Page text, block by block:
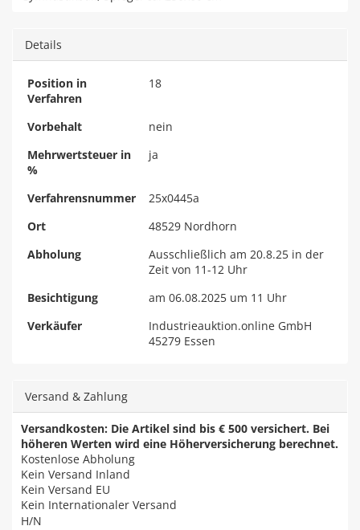
Details
Position in
Verfahren
18
Vorbehalt
nein
Mehrwertsteuer in
%
ja
Verfahrensnummer
25x0445a
Ort
48529 Nordhorn
Abholung
Ausschließlich am 20.8.25 in der
Zeit von 11-12 Uhr
Besichtigung
am 06.08.2025 um 11 Uhr
Verkäufer
Industrieauktion.online GmbH
45279 Essen
Versand & Zahlung
Versandkosten: Die Artikel sind bis € 500 versichert. Bei
höheren Werten wird eine Höherversicherung berechnet.
Kostenlose Abholung
Kein Versand Inland
Kein Versand EU
Kein Internationaler Versand
H/N